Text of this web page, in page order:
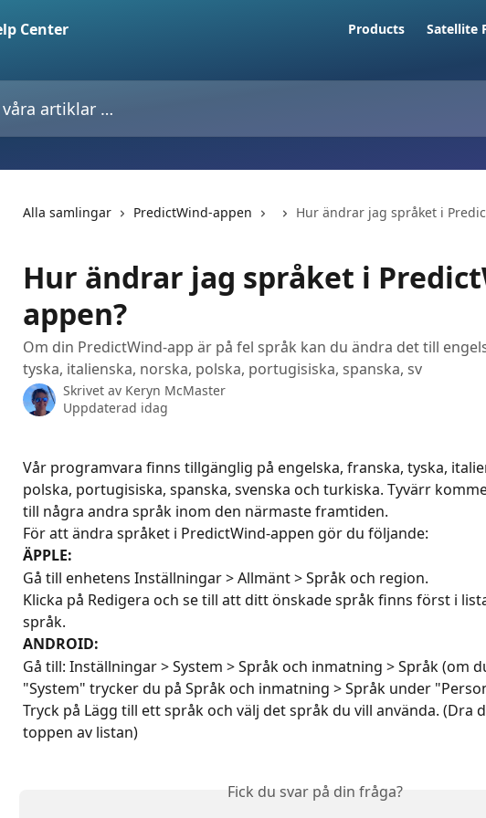
Products Satellite
…
Alla samlingar PredictWind-appen Hur ändrar jag språket i
Hur ändrar jag språket i
appen?
Om din PredictWind-app är på fel språk kan du ändra det till
tyska, italienska, norska, polska, portugisiska, spanska, sv
Skrivet av Keryn McMaster
Uppdaterad idag
Vår programvara finns tillgänglig på engelska, franska, tyska,
polska, portugisiska, spanska, svenska och turkiska. Tyvärr
till några andra språk inom den närmaste framtiden.
För att ändra språket i PredictWind-appen gör du följande:
ÄPPLE:
Gå till enhetens Inställningar > Allmänt > Språk och region.
Klicka på Redigera och se till att ditt önskade språk finns först i
språk.
ANDROID:
Gå till: Inställningar > System > Språk och inmatning > Språk (om
"System" trycker du på Språk och inmatning > Språk under
Tryck på Lägg till ett språk och välj det språk du vill använda. (Dra
toppen av listan)
Fick du svar på din fråga?